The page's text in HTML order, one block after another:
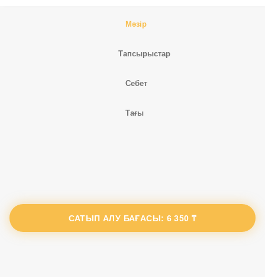
САТЫП АЛУ БАҒАСЫ: 6 350 ₸
Мәзір
Тапсырыстар
Себет
Тағы